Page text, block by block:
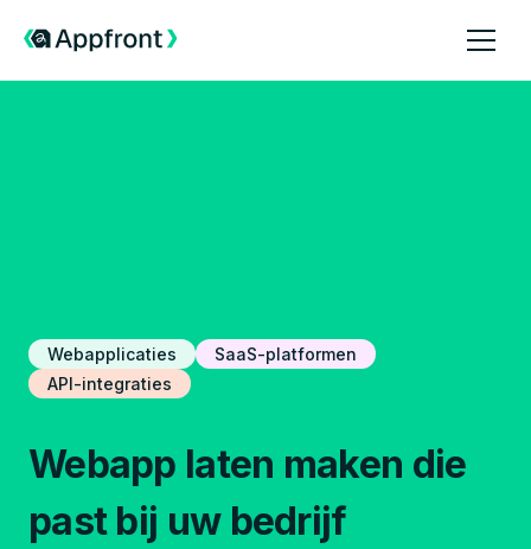
Webapplicaties
SaaS-platformen
API-integraties
Webapp laten maken die
past bij uw bedrijf